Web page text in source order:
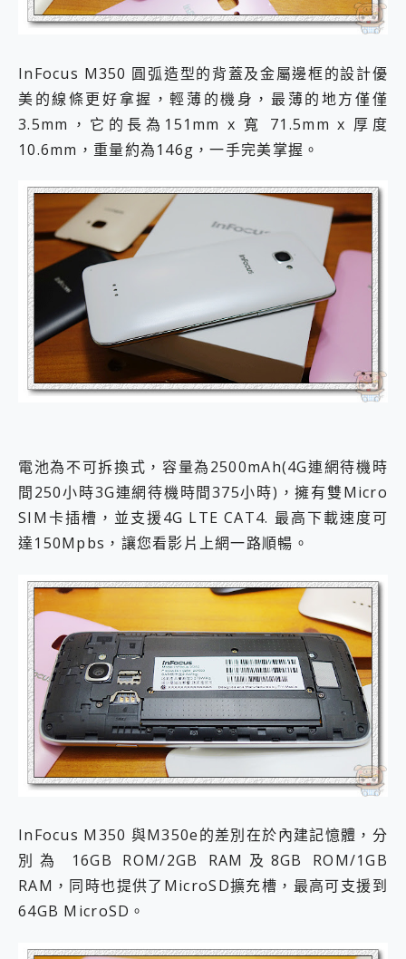
InFocus M350 圓弧造型的背蓋及金屬邊框的設計優
美的線條更好拿握，輕薄的機身，最薄的地方僅僅
3.5mm，它的長為151mm x 寬 71.5mm x 厚度
10.6mm，重量約為146g，一手完美掌握。
電池為不可拆換式，容量為2500mAh(4G連網待機時
間250小時3G連網待機時間375小時)，擁有雙Micro
SIM卡插槽，並支援4G LTE CAT4. 最高下載速度可
達150Mpbs，讓您看影片上網一路順暢。
InFocus M350 與M350e的差別在於內建記憶體，分
別為 16GB ROM/2GB RAM及8GB ROM/1GB
RAM，同時也提供了MicroSD擴充槽，最高可支援到
64GB MicroSD。